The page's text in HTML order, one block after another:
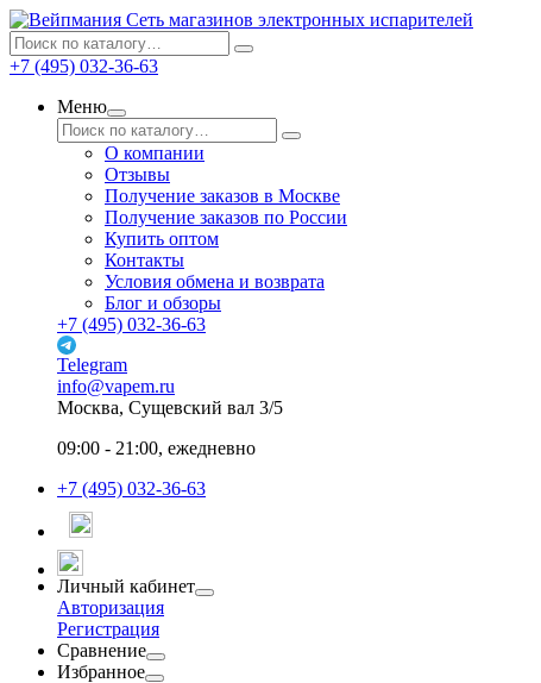
Сеть магазинов электронных испарителей
+7 (495) 032-36-63
Меню
О компании
Отзывы
Получение заказов в Москве
Получение заказов по России
Купить оптом
Контакты
Условия обмена и возврата
Блог и обзоры
+7 (495) 032-36-63
Telegram
info@vapem.ru
Москва, Сущевский вал 3/5
09:00 - 21:00, ежедневно
+7 (495) 032-36-63
Личный кабинет
Авторизация
Регистрация
Сравнение
Избранное